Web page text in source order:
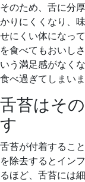
そのため、舌に分
かりにくくなり、
せにくい体になっ
を食べてもおいし
いう満足感がなく
食べ過ぎてしまいま
舌苔はそ
す
舌苔が付着するこ
を除去するとイン
るほど、舌苔には